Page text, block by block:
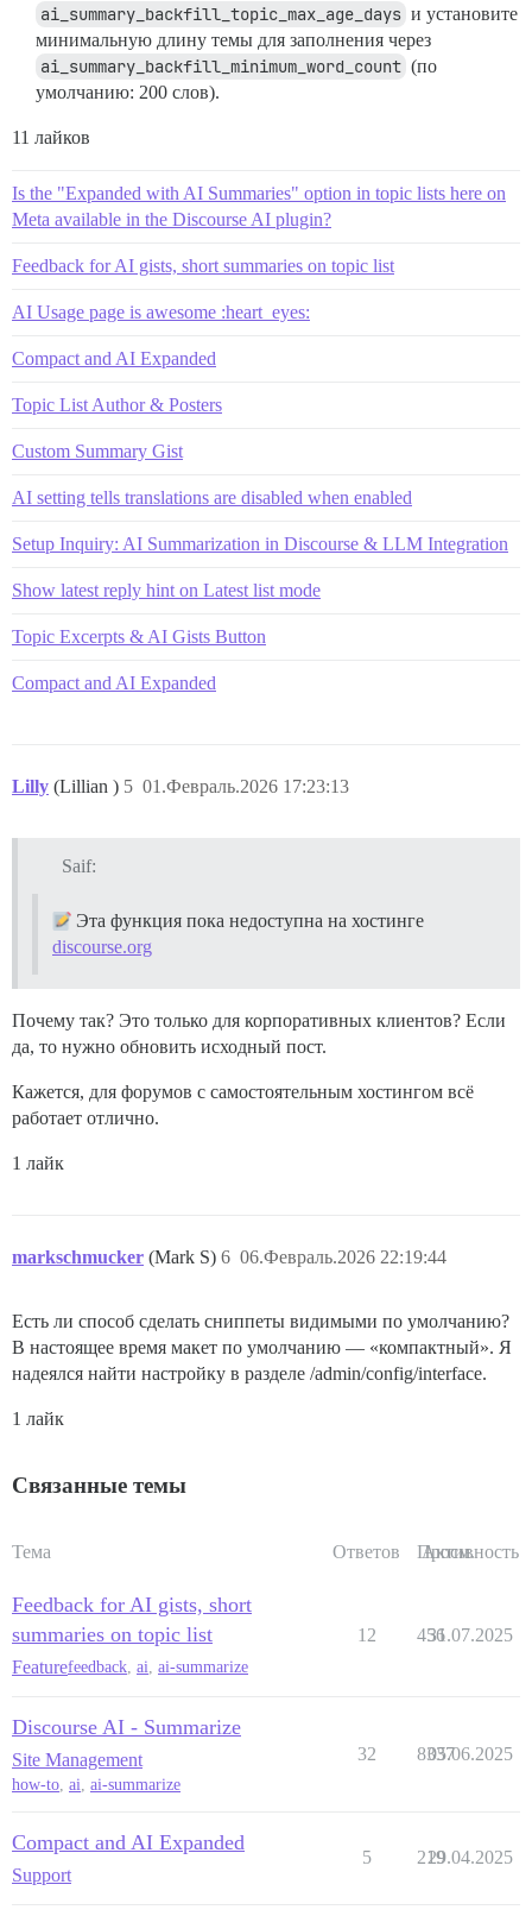
ai_summary_backfill_topic_max_age_days и установите
минимальную длину темы для заполнения через
ai_summary_backfill_minimum_word_count (по
умолчанию: 200 слов).
11 лайков
Is the "Expanded with AI Summaries" option in topic lists here on
Meta available in the Discourse AI plugin?
Feedback for AI gists, short summaries on topic list
AI Usage page is awesome :heart_eyes:
Compact and AI Expanded
Topic List Author & Posters
Custom Summary Gist
AI setting tells translations are disabled when enabled
Setup Inquiry: AI Summarization in Discourse & LLM Integration
Show latest reply hint on Latest list mode
Topic Excerpts & AI Gists Button
Compact and AI Expanded
Lilly (Lillian ) 01.Февраль.2026 17:23:13
5
Saif:
Эта функция пока недоступна на хостинге
discourse.org
Почему так? Это только для корпоративных клиентов? Если
да, то нужно обновить исходный пост.
Кажется, для форумов с самостоятельным хостингом всё
работает отлично.
1 лайк
markschmucker (Mark S) 06.Февраль.2026 22:19:44
6
Есть ли способ сделать сниппеты видимыми по умолчанию?
В настоящее время макет по умолчанию — «компактный». Я
надеялся найти настройку в разделе /admin/config/interface.
1 лайк
Связанные темы
Тема Ответов Просм.
Активность
Feedback for AI gists, short
summaries on topic list
Featurefeedback, ai, ai-summarize
12 456
31.07.2025
Discourse AI - Summarize
Site Management
how-to ai ai-summarize
32 8337
05.06.2025
Compact and AI Expanded
Support
5 219
29.04.2025